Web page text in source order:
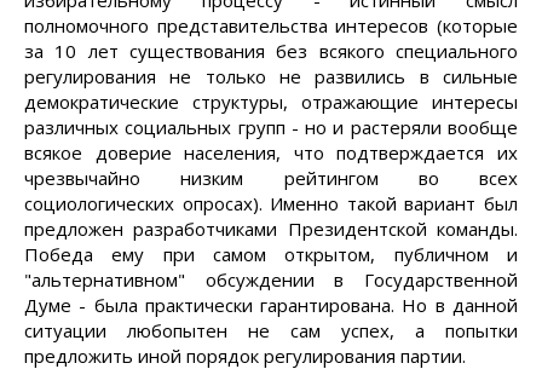
полномочного представительства интересов (которые
за 10 лет существования без всякого специального
регулирования не только не развились в сильные
демократические структуры, отражающие интересы
различных социальных групп - но и растеряли вообще
всякое доверие населения, что подтверждается их
чрезвычайно низким рейтингом во всех
социологических опросах). Именно такой вариант был
предложен разработчиками Президентской команды.
Победа ему при самом открытом, публичном и
"альтернативном" обсуждении в Государственной
Думе - была практически гарантирована. Но в данной
ситуации любопытен не сам успех, а попытки
предложить иной порядок регулирования партии.